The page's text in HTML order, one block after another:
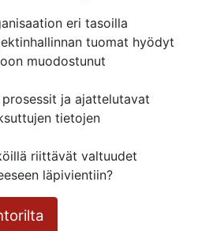
eri tasoilla
tuomat hyödyt
muodostunut
ja ajattelutavat
tietojen
riittävät valtuudet
läpivientiin?